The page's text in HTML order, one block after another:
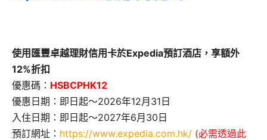
使用匯豐卓越理財信用卡於Expedia預訂酒店，享額外
12%折扣
優惠碼： HSBCPHK12
優惠日期：即日起～2026年12月31日
入住日期：即日起～2027年6月30日
預訂網址： https://www.expedia.com.hk/ (必需透過此